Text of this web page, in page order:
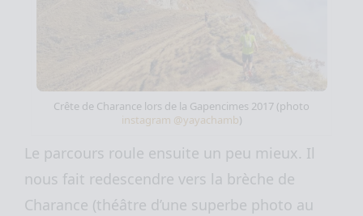
Crête de Charance lors de la Gapencimes 2017 (photo
instagram @yayachamb)
Le parcours roule ensuite un peu mieux. Il
nous fait redescendre vers la brèche de
Charance (théâtre d’une superbe photo au